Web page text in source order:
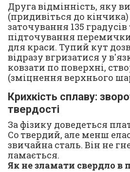
Друга відмінність, яку
(придивіться до
заточування 135
підточування
для краси. Тупий кут
відразу вгризатися у
ковзати по поверхні,
(зміцнення верхнього
Крихкість сплаву:
твердості
За фізику доведеться
Co твердий, але менш
звичайна сталь. Він не
ламається.
Як не зламати свердло